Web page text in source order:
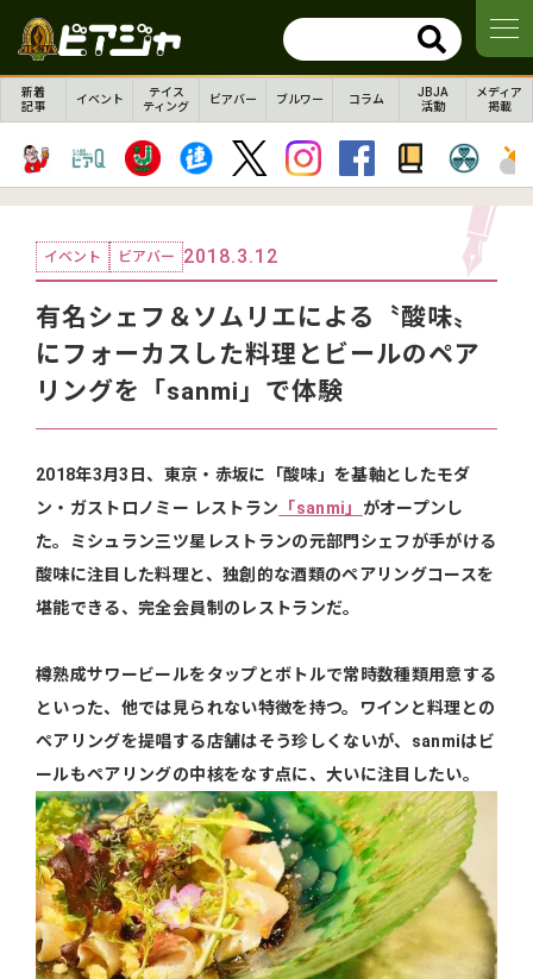
新着
記事
イベント
テイス
ティング
ビアバー ブルワー コラム
JBJA
活動
メディア
掲載
イベント ビアバー 2018.3.12
有名シェフ＆ソムリエによる〝酸味〟
にフォーカスした料理とビールのペア
リングを「sanmi」で体験
2018年3月3日、東京・赤坂に「酸味」を基軸としたモダ
ン・ガストロノミー レストラン 「sanmi」 がオープンし
た。ミシュラン三ツ星レストランの元部門シェフが手がける
酸味に注目した料理と、独創的な酒類のペアリングコースを
堪能できる、完全会員制のレストランだ。
樽熟成サワービールをタップとボトルで常時数種類用意する
といった、他では見られない特徴を持つ。ワインと料理との
ペアリングを提唱する店舗はそう珍しくないが、sanmiはビ
ールもペアリングの中核をなす点に、大いに注目したい。